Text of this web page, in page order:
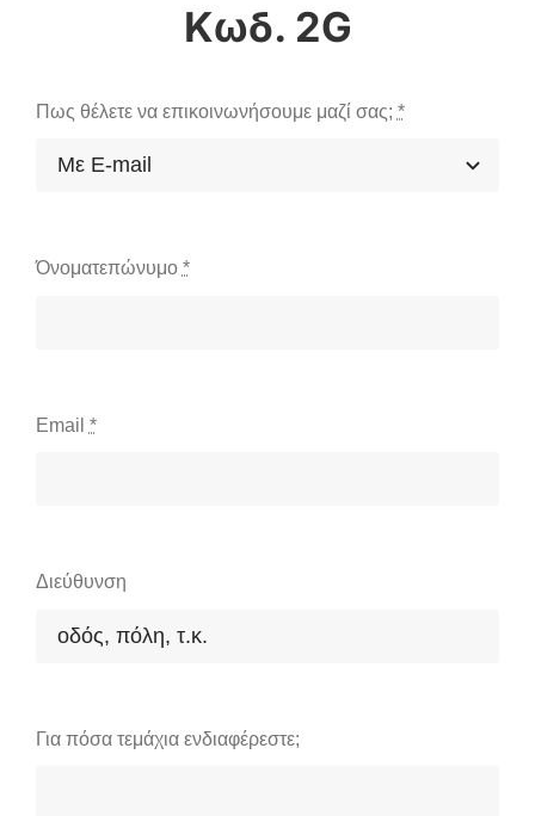
Κωδ. 2G
Πως θέλετε να επικοινωνήσουμε μαζί σας; *
Όνοματεπώνυμο *
Email *
Διεύθυνση
Για πόσα τεμάχια ενδιαφέρεστε;